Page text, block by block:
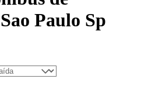
Sao Paulo Sp